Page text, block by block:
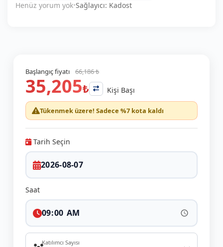
Henüz yorum yok•Sağlayıcı: Kadost
Başlangıç fiyatı 66,186 ₺
35,205₺ Kişi Başı
Tükenmek üzere! Sadece %7 kota kaldı
Tarih Seçin
Saat
Katılımcı Sayısı